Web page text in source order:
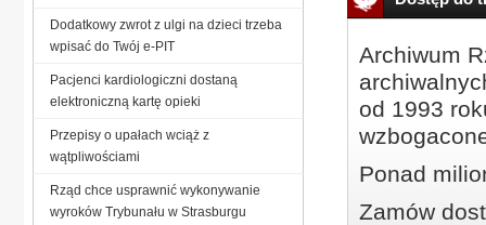
Archiwum
od 1993
Ponad
Zamów
Dodatkowy zwrot z ulgi na dzieci trzeba
wpisać do Twój e-PIT
Pacjenci kardiologiczni dostaną
elektroniczną kartę opieki
Przepisy o upałach wciąż z
wątpliwościami
Rząd chce usprawnić wykonywanie
wyroków Trybunału w Strasburgu